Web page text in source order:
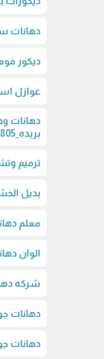
دهانات
ديكور
عوازل
دهانات
بريده_0537786805
ترميم
بديل
معلم
الوان
شركه
دهانات
دهانات